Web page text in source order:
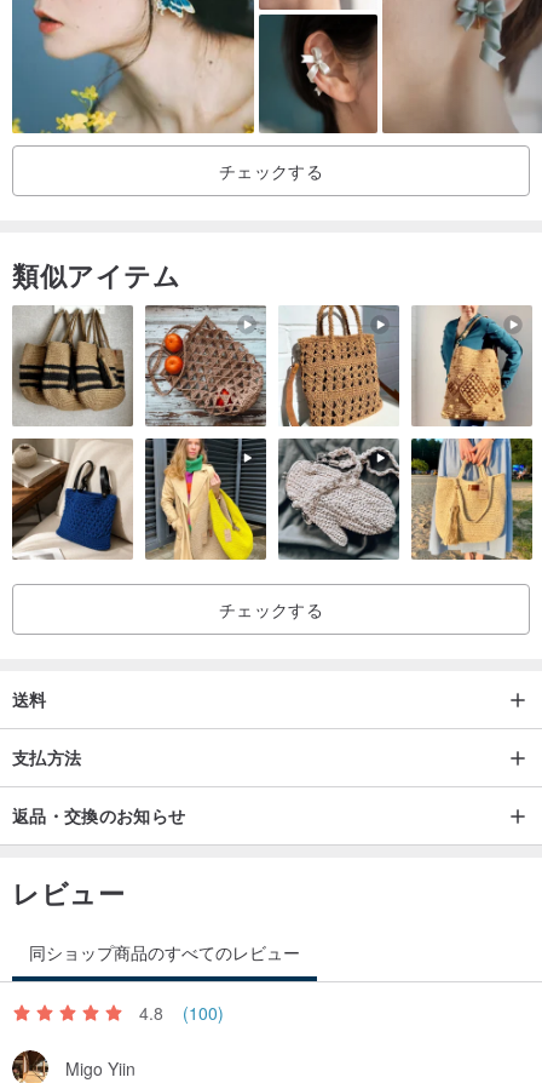
チェックする
類似アイテム
チェックする
送料
支払方法
返品・交換のお知らせ
レビュー
同ショップ商品のすべてのレビュー
4.8 (100)
Migo Yiin